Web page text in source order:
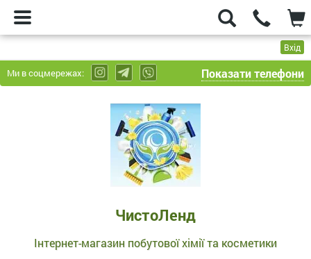
Вхід
Ми в соцмережах: Показати телефони
ЧистоЛенд
Інтернет-магазин побутової хімії та косметики